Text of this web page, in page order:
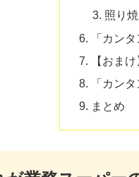
照り焼
「カン
【おま
「カン
まとめ